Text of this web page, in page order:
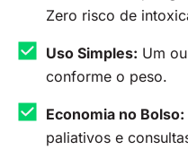
Zero risco de
Uso Simples: Um
conforme o peso.
Economia no Bolso:
paliativos e